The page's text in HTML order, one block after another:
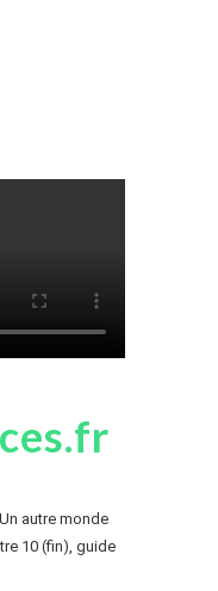
autre monde
10 (fin), guide